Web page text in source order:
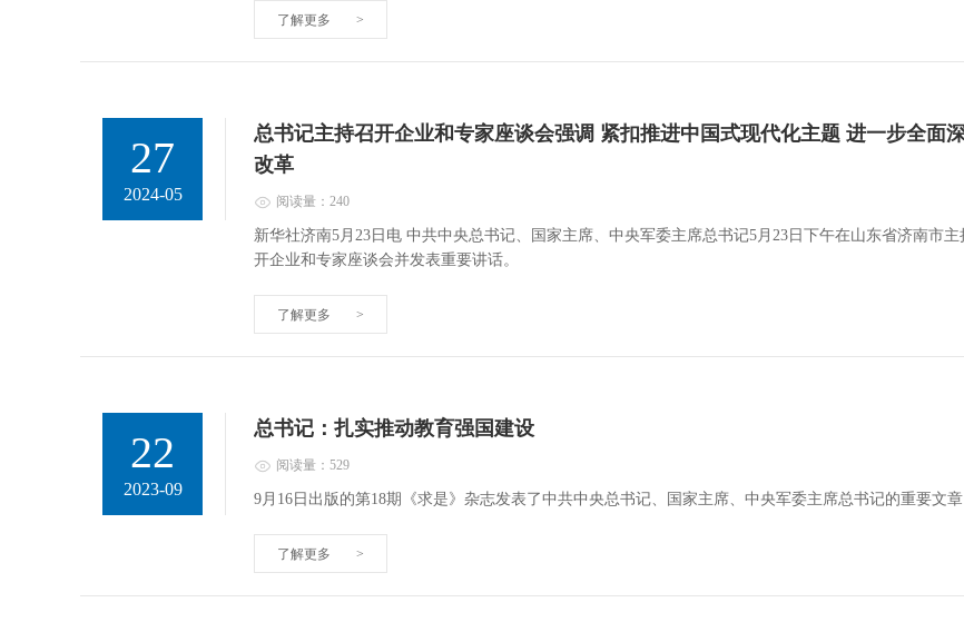
了解更多 >
27
2024-05
总书记主持召开企业和专家座谈会强调 紧扣推进中国式现代化主题 进一步全面
改革
阅读量：240
新华社济南5月23日电 中共中央总书记、国家主席、中央军委主席总书记5月23日下午在山东省济南市主
开企业和专家座谈会并发表重要讲话。
了解更多 >
22
2023-09
总书记：扎实推动教育强国建设
阅读量：529
9月16日出版的第18期《求是》杂志发表了中共中央总书记、国家主席、中央军委主席总书记的重要文
了解更多 >